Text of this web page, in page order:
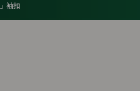
袖扣